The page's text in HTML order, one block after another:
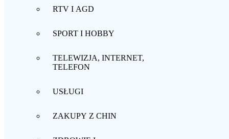
RTV I AGD
SPORT I HOBBY
TELEWIZJA, INTERNET,
TELEFON
USŁUGI
ZAKUPY Z CHIN